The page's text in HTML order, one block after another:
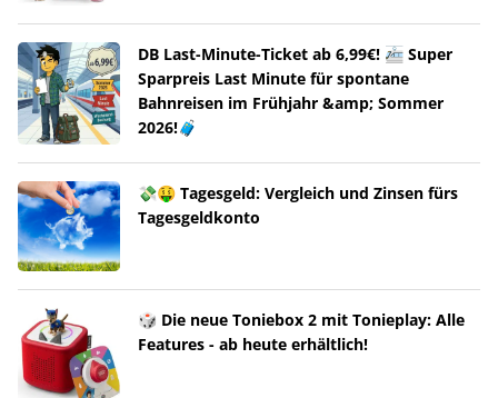
DB Last-Minute-Ticket ab 6,99€! 🚈 Super
Sparpreis Last Minute für spontane
Bahnreisen im Frühjahr &amp; Sommer
2026!🧳
💸🤑 Tagesgeld: Vergleich und Zinsen fürs
Tagesgeldkonto
🎲 Die neue Toniebox 2 mit Tonieplay: Alle
Features - ab heute erhältlich!